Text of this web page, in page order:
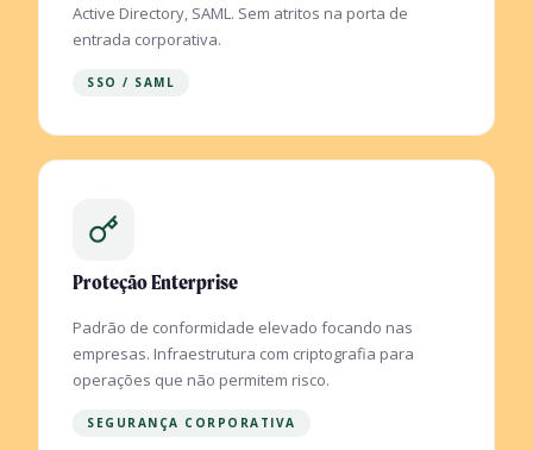
Active Directory, SAML. Sem atritos na porta de
entrada corporativa.
SSO / SAML
Proteção Enterprise
Padrão de conformidade elevado focando nas
empresas. Infraestrutura com criptografia para
operações que não permitem risco.
SEGURANÇA CORPORATIVA